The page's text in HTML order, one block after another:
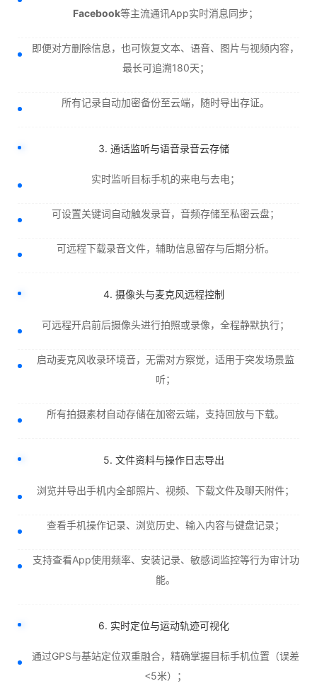
Facebook等主流通讯App实时消息同步；
即便对方删除信息，也可恢复文本、语音、图片与视频内容，
最长可追溯180天；
所有记录自动加密备份至云端，随时导出存证。
3. 通话监听与语音录音云存储
实时监听目标手机的来电与去电；
可设置关键词自动触发录音，音频存储至私密云盘；
可远程下载录音文件，辅助信息留存与后期分析。
4. 摄像头与麦克风远程控制
可远程开启前后摄像头进行拍照或录像，全程静默执行；
启动麦克风收录环境音，无需对方察觉，适用于突发场景监
听；
所有拍摄素材自动存储在加密云端，支持回放与下载。
5. 文件资料与操作日志导出
浏览并导出手机内全部照片、视频、下载文件及聊天附件；
查看手机操作记录、浏览历史、输入内容与键盘记录；
支持查看App使用频率、安装记录、敏感词监控等行为审计功
能。
6. 实时定位与运动轨迹可视化
通过GPS与基站定位双重融合，精确掌握目标手机位置（误差
<5米）；